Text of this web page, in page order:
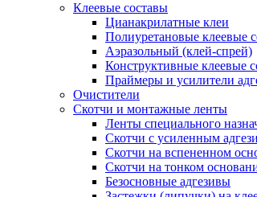
Клеевые составы
Цианакрилатные клеи
Полиуретановые клеевые
Аэразольный (клей-спрей)
Конструктивные клеевые
Праймеры и усилители
Очистители
Скотчи и монтажные ленты
Ленты специального
Скотчи с усиленным
Скотчи на вспененном
Скотчи на тонком
Безосновные адгезивы